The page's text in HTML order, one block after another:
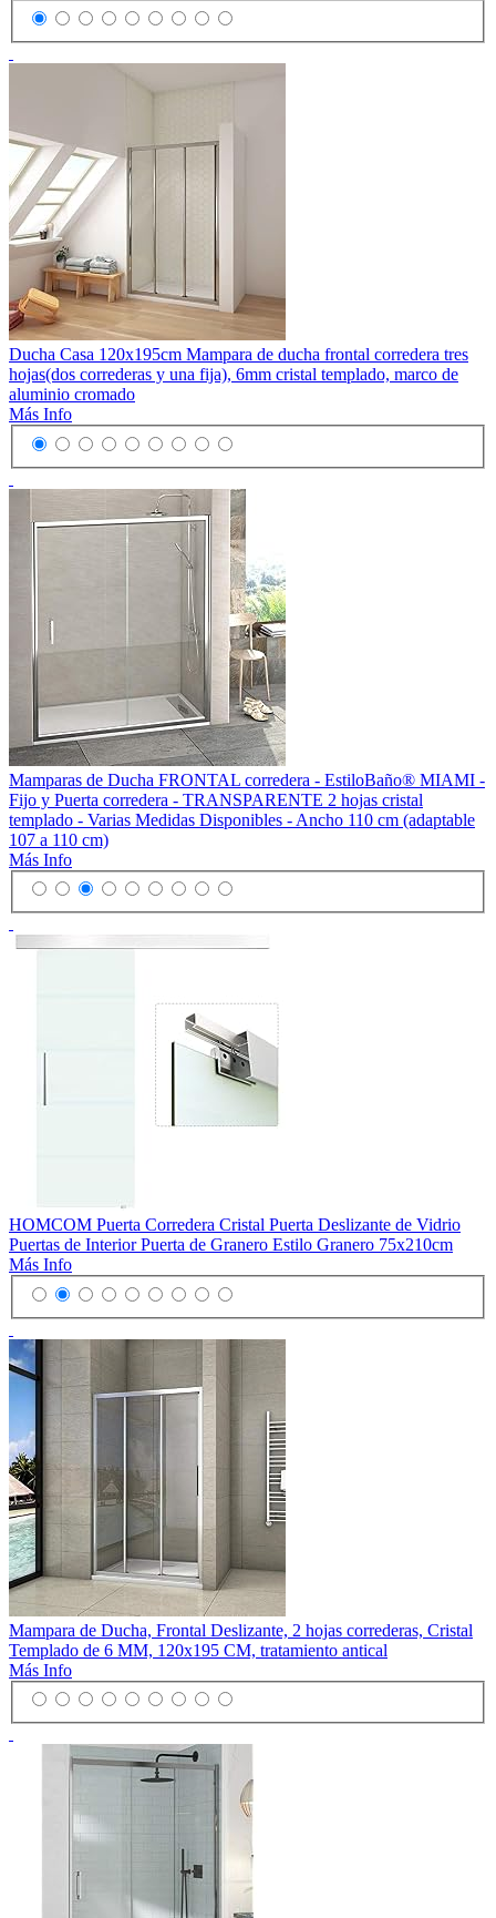
Ducha Casa 120x195cm Mampara de ducha frontal corredera tres
hojas(dos correderas y una fija), 6mm cristal templado, marco de
aluminio cromado
Más Info
Mamparas de Ducha FRONTAL corredera - EstiloBaño® MIAMI -
Fijo y Puerta corredera - TRANSPARENTE 2 hojas cristal
templado - Varias Medidas Disponibles - Ancho 110 cm (adaptable
107 a 110 cm)
Más Info
HOMCOM Puerta Corredera Cristal Puerta Deslizante de Vidrio
Puertas de Interior Puerta de Granero Estilo Granero 75x210cm
Más Info
Mampara de Ducha, Frontal Deslizante, 2 hojas correderas, Cristal
Templado de 6 MM, 120x195 CM, tratamiento antical
Más Info